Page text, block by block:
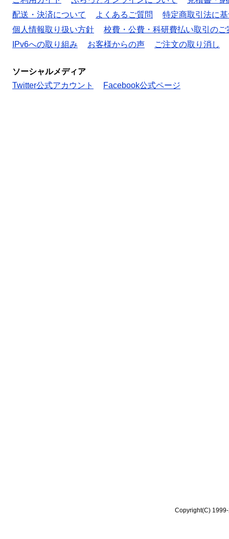
配送・決済について
よくあるご質問
特定商取引法に
個人情報取り扱い方針
校費・公費・科研費払い取引のご
IPv6への取り組み
お客様からの声 ご注文の取り消し
ソーシャルメディア
Twitter公式アカウント
Facebook公式ページ
Copyright(C)